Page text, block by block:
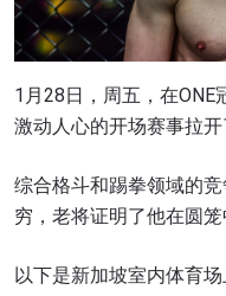
1月28日，周五，在ONE
激动人心的开场赛事拉开
综合格斗和踢拳领域的
穷，老将证明了他在圆笼
以下是新加坡室内体育